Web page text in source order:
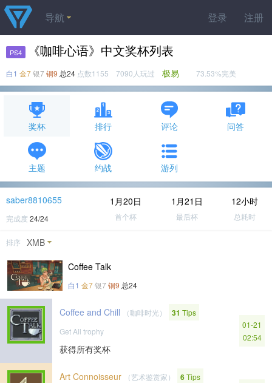
登录 注册
导航
PS4 《咖啡心语》中文奖杯列表
白1 金7银7 铜9 总24 点数1155 7090人玩过 极易 73.53%完美
奖杯 排行 评论 问答
主题 约战 游列
saber8810655
完成度 24/24
1月20日
首个杯
1月21日
最后杯
12小时
总耗时
排序 XMB
Coffee Talk
白1 金7银7 铜9 总24
Coffee and Chill （咖啡时光） 31 Tips
Get All trophy
获得所有奖杯
01-21
02:54
Art Connoisseur （艺术鉴赏家） 6Tips